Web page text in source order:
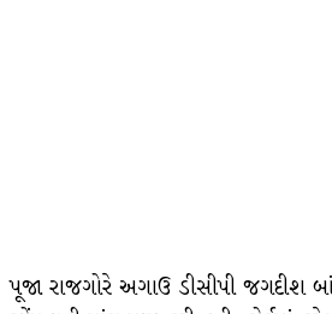
પૂજા રાજગોરે અગાઉ ડીસીપી જગદીશ